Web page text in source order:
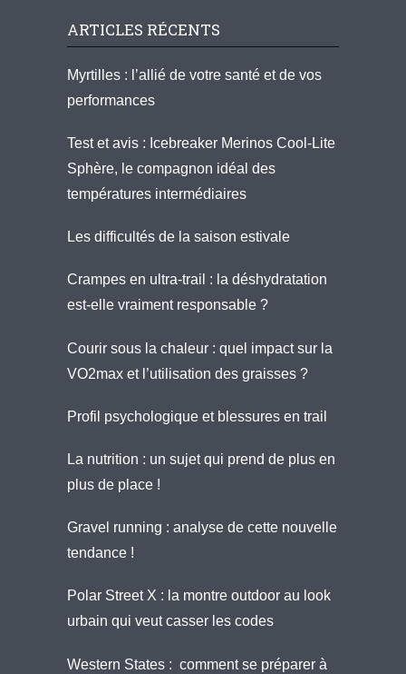
ARTICLES RÉCENTS
Myrtilles : l’allié de votre santé et de vos
performances
Test et avis : Icebreaker Merinos Cool-Lite
Sphère, le compagnon idéal des
températures intermédiaires
Les difficultés de la saison estivale
Crampes en ultra-trail : la déshydratation
est-elle vraiment responsable ?
Courir sous la chaleur : quel impact sur la
VO2max et l’utilisation des graisses ?
Profil psychologique et blessures en trail
La nutrition : un sujet qui prend de plus en
plus de place !
Gravel running : analyse de cette nouvelle
tendance !
Polar Street X : la montre outdoor au look
urbain qui veut casser les codes
Western States : comment se préparer à